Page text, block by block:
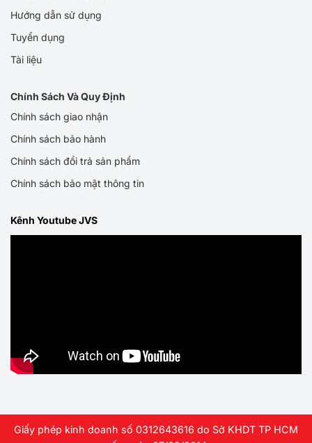
Hướng dẫn sử dụng
Tuyển dụng
Tài liệu
Chính Sách Và Quy Định
Chính sách giao nhận
Chính sách bảo hành
Chính sách đổi trả sản phẩm
Chính sách bảo mật thông tin
Kênh Youtube JVS
Giấy phép kinh doanh số 0312643616 do Sở KHDT TP HCM